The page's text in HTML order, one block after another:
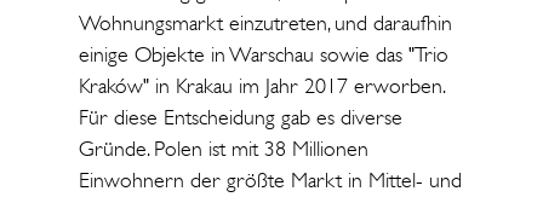
Wohnungsmarkt einzutreten, und daraufhin
einige Objekte in Warschau sowie das "Trio
Kraków" in Krakau im Jahr 2017 erworben.
Für diese Entscheidung gab es diverse
Gründe. Polen ist mit 38 Millionen
Einwohnern der größte Markt in Mittel- und